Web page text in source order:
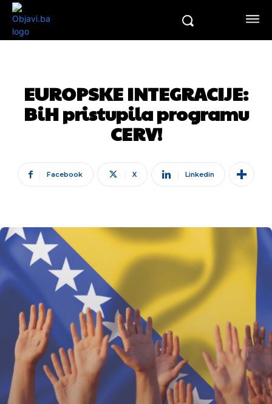
EUROPSKE INTEGRACIJE:
BiH pristupila programu
CERV!
Facebook X Linkedin